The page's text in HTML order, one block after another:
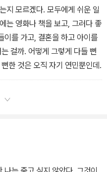
리는 처음처럼 행복해질 것이
말했다. “나는 다정한 사람이
하는 거야. 내가 다정해질 수
지 모르겠다. 모두에게 쉬운 일
는 영화나 책을 보고, 그러다 좋
이를 가고, 결혼을 하고 아이를
걸까. 어떻게 그렇게 다들 뻔
한 것은 오직 자기 연민뿐인데.